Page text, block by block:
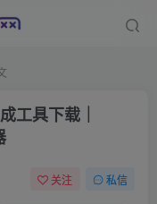
工具下载｜
关注 私信